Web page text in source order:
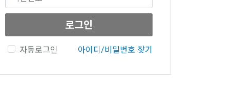
로그인
자동로그인 아이디/비밀번호 찾기